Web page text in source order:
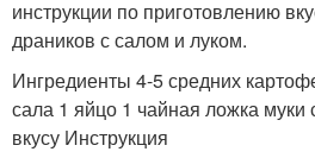
инструкции по приготовлению
драников с салом и луком.
Ингредиенты 4-5 средних
сала 1 яйцо 1 чайная ложка муки
вкусу Инструкция